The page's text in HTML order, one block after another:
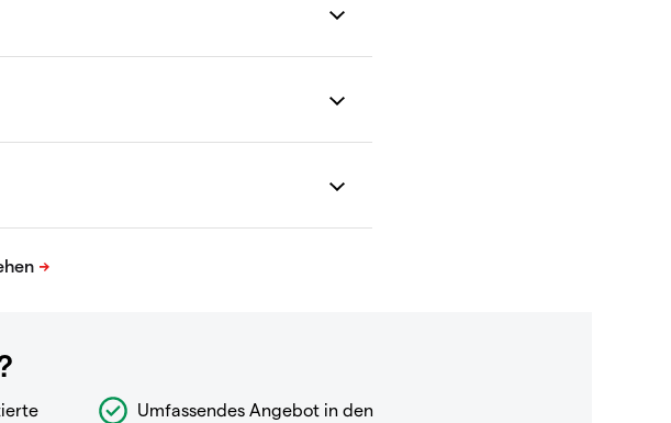
Umfassendes Angebot in den